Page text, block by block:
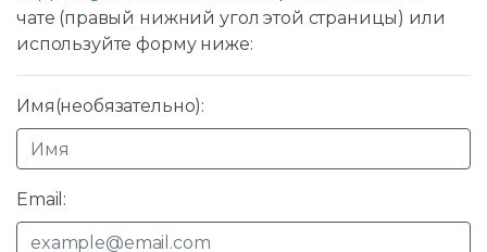
чате (правый нижний угол этой страницы) или
используйте форму ниже:
Имя(необязательно):
Email: